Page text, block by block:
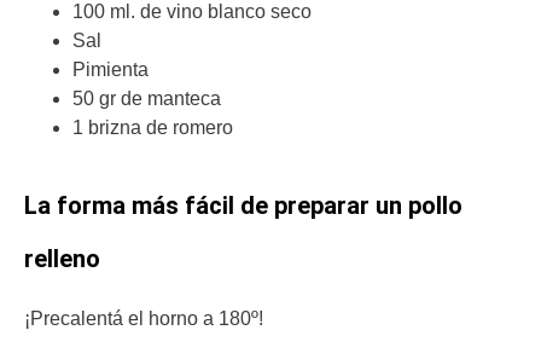
100 ml. de vino blanco seco
Sal
Pimienta
50 gr de manteca
1 brizna de romero
La forma más fácil de preparar un pollo
relleno
¡Precalentá el horno a 180º!